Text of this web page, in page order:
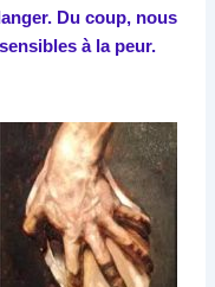
Du coup, nous
à la peur.